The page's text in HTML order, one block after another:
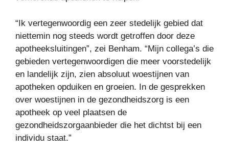
“Ik vertegenwoordig een zeer stedelijk gebied dat
niettemin nog steeds wordt getroffen door deze
apotheeksluitingen”, zei Benham. “Mijn collega’s die
gebieden vertegenwoordigen die meer voorstedelijk
en landelijk zijn, zien absoluut woestijnen van
apotheken opduiken en groeien. In de gesprekken
over woestijnen in de gezondheidszorg is een
apotheek op veel plaatsen de
gezondheidszorgaanbieder die het dichtst bij een
individu staat.”